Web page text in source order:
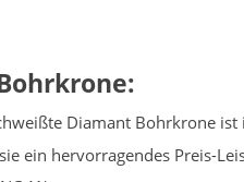
Diamant Bohrkrone
ein hervorragendes Preis-